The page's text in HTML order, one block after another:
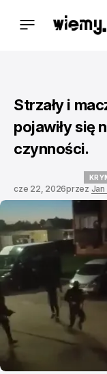
Strzały i
pojawiły się
czynności.
cze 22, 2026przez Jan